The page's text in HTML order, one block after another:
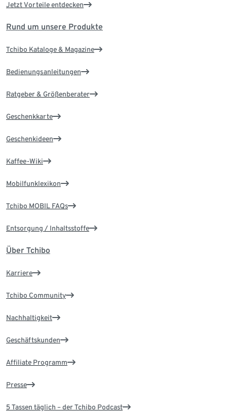
Jetzt Vorteile entdecken
Rund um unsere Produkte
Tchibo Kataloge & Magazine
Bedienungsanleitungen
Ratgeber & Größenberater
Geschenkkarte
Geschenkideen
Kaffee-Wiki
Mobilfunklexikon
Tchibo MOBIL FAQs
Entsorgung / Inhaltsstoffe
Über Tchibo
Karriere
Tchibo Community
Nachhaltigkeit
Geschäftskunden
Affiliate Programm
Presse
5 Tassen täglich – der Tchibo Podcast